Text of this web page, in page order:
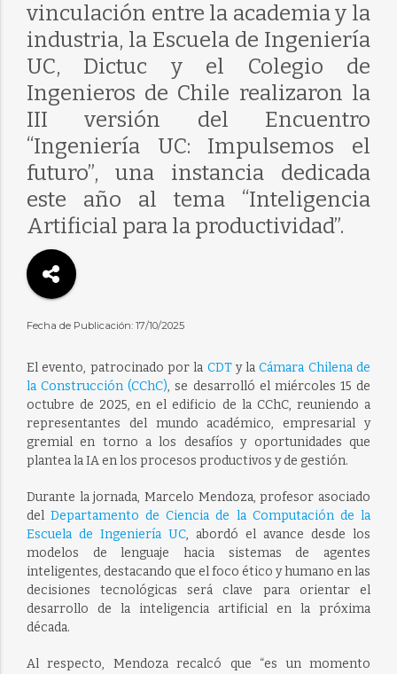
vinculación entre la academia y la
industria, la Escuela de Ingeniería
UC, Dictuc y el Colegio de
Ingenieros de Chile realizaron la
III versión del Encuentro
“Ingeniería UC: Impulsemos el
futuro”, una instancia dedicada
este año al tema “Inteligencia
Artificial para la productividad”.
Fecha de Publicación: 17/10/2025
El evento, patrocinado por la CDTy laCámara Chilena de
la Construcción (CChC), se desarrolló el miércoles 15 de
octubre de 2025, en el edificio de la CChC, reuniendo a
representantes del mundo académico, empresarial y
gremial en torno a los desafíos y oportunidades que
plantea la IA en los procesos productivos y de gestión.
Durante la jornada, Marcelo Mendoza, profesor asociado
delDepartamento de Ciencia de la Computación de la
Escuela de Ingeniería UC, abordó el avance desde los
modelos de lenguaje hacia sistemas de agentes
inteligentes, destacando que el foco ético y humano en las
decisiones tecnológicas será clave para orientar el
desarrollo de la inteligencia artificial en la próxima
década.
Al respecto, Mendoza recalcó que “es un momento